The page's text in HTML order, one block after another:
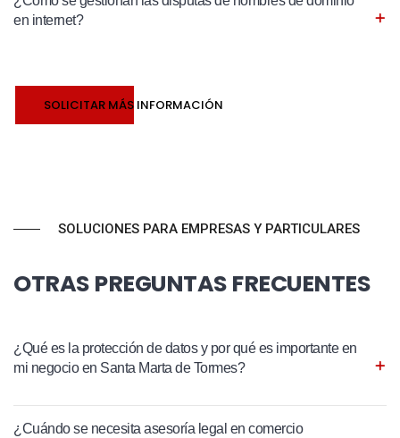
en internet?
SOLICITAR MÁS INFORMACIÓN
SOLUCIONES PARA EMPRESAS Y PARTICULARES
OTRAS PREGUNTAS FRECUENTES
¿Qué es la protección de datos y por qué es importante en
mi negocio en Santa Marta de Tormes?
¿Cuándo se necesita asesoría legal en comercio